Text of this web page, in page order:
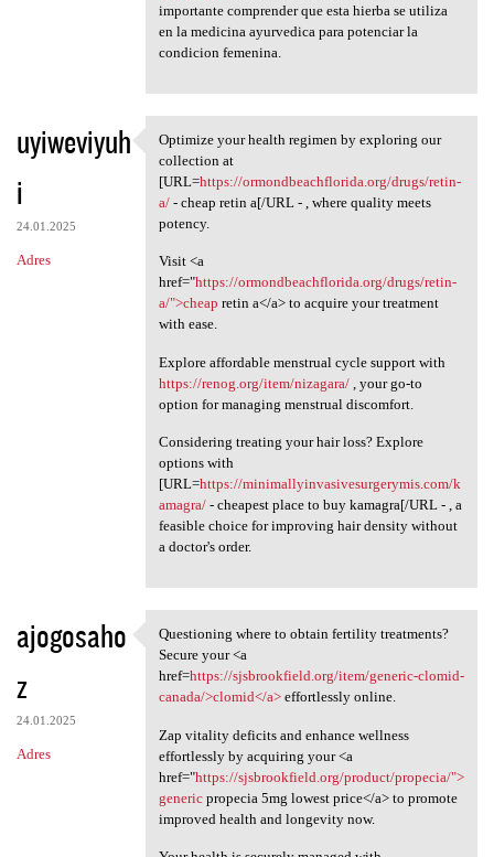
importante comprender que esta hierba se utiliza
en la medicina ayurvedica para potenciar la
condicion femenina.
uyiweviyuh
i
24.01.2025
Adres
Optimize your health regimen
Optimize your health regimen by exploring our
collection at
[URL=https://ormondbeachflorida.org/drugs/retin-
a/- cheap retin a[/URL - , where quality meets
potency.
Visit <a
href="https://ormondbeachflorida.org/drugs/retin-
a/">cheap retin a</a> to acquire your treatment
with ease.
Explore affordable menstrual cycle support with
https://renog.org/item/nizagara/, your go-to
option for managing menstrual discomfort.
Considering treating your hair loss? Explore
options with
[URL=https://minimallyinvasivesurgerymis.com/k
amagra/- cheapest place to buy kamagra[/URL - , a
feasible choice for improving hair density without
a doctor's order.
ajogosaho
z
24.01.2025
Adres
Questioning where to obtain
Questioning where to obtain fertility treatments?
Secure your <a
href=https://sjsbrookfield.org/item/generic-clomid-
canada/>clomid</a>effortlessly online.
Zap vitality deficits and enhance wellness
effortlessly by acquiring your <a
href="https://sjsbrookfield.org/product/propecia/">
genericpropecia 5mg lowest price</a> to promote
improved health and longevity now.